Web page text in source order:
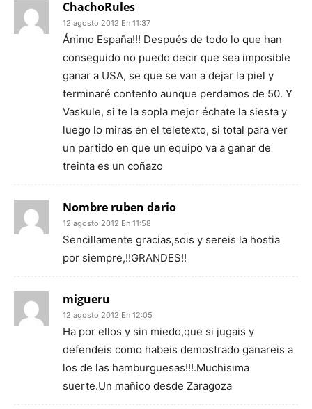
ChachoRules
12 agosto 2012 En 11:37
Ánimo España!!! Después de todo lo que han
conseguido no puedo decir que sea imposible
ganar a USA, se que se van a dejar la piel y
terminaré contento aunque perdamos de 50. Y
Vaskule, si te la sopla mejor échate la siesta y
luego lo miras en el teletexto, si total para ver
un partido en que un equipo va a ganar de
treinta es un coñazo
Nombre ruben dario
12 agosto 2012 En 11:58
Sencillamente gracias,sois y sereis la hostia
por siempre,!!GRANDES!!
migueru
12 agosto 2012 En 12:05
Ha por ellos y sin miedo,que si jugais y
defendeis como habeis demostrado ganareis a
los de las hamburguesas!!!.Muchisima
suerte.Un mañico desde Zaragoza